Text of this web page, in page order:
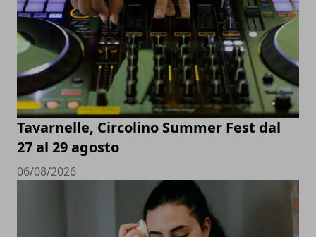
Tavarnelle, Circolino Summer Fest dal
27 al 29 agosto
06/08/2026